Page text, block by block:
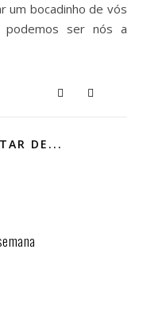
um bocadinho de vós
podemos ser nós a
DE...